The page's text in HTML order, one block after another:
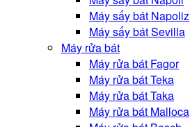
Máy sấy bát Napoliz
Máy sấy bát Sevilla
Máy rửa bát
Máy rửa bát Fagor
Máy rửa bát Teka
Máy rửa bát Taka
Máy rửa bát Malloca